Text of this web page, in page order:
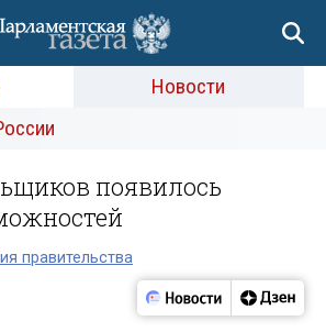
Новости
появилось
правительства